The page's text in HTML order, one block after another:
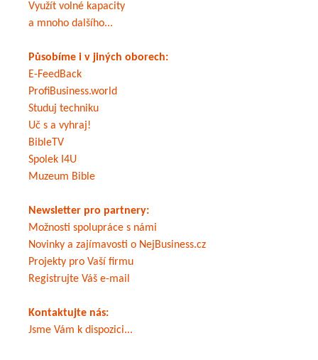
Využít volné kapacity
a mnoho dalšího...
Působíme i v jiných oborech:
E-FeedBack
ProfiBusiness.world
Studuj techniku
Uč s a vyhraj!
BibleTV
Spolek I4U
Muzeum Bible
Newsletter pro partnery:
Možnosti spolupráce s námi
Novinky a zajímavosti o NejBusiness.cz
Projekty pro Vaší firmu
Registrujte Váš e-mail
Kontaktujte nás:
Jsme Vám k dispozici...